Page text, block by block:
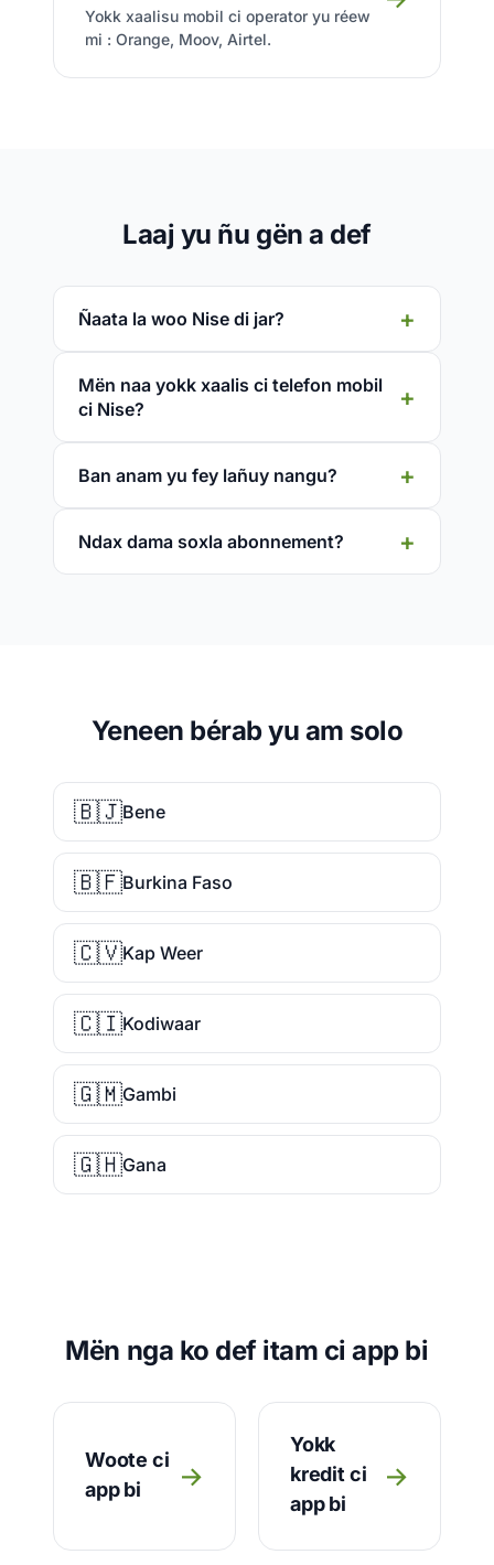
Yokk xaalisu mobil ci operator yu réew
mi : Orange, Moov, Airtel.
Laaj yu ñu gën a def
Ñaata la woo Nise di jar?
Mën naa yokk xaalis ci telefon mobil
ci Nise?
Ban anam yu fey lañuy nangu?
Ndax dama soxla abonnement?
Yeneen bérab yu am solo
🇧🇯Bene
🇧🇫Burkina Faso
🇨🇻Kap Weer
🇨🇮Kodiwaar
🇬🇲Gambi
🇬🇭Gana
Mën nga ko def itam ci app bi
Woote ci
app bi
→
Yokk
kredit ci
app bi
→